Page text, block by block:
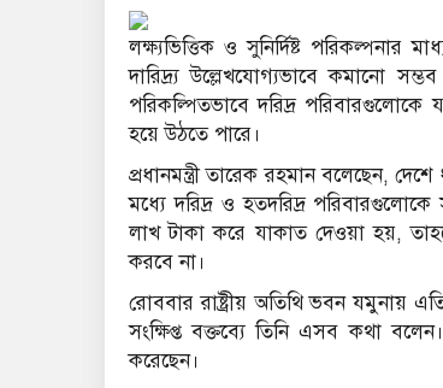
লক্ষ্যভিত্তিক ও সুনির্দিষ্ট
দারিদ্র্য উল্লেখযোগ্যভাবে কমানো
পরিকল্পিতভাবে দরিদ্র
হয়ে উঠতে পারে।
প্রধানমন্ত্রী তারেক রহমান বলেছেন,
মধ্যে দরিদ্র ও হতদরিদ্র
লাখ টাকা করে যাকাত দেওয়া হয়,
করবে না।
রোববার রাষ্ট্রীয় অতিথি ভবন যমুনায়
সংক্ষিপ্ত বক্তব্যে তিনি এসব কথা বলেন।
করেছেন।